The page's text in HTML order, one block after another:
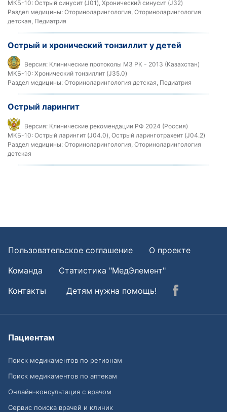
МКБ-10: Острый синусит (J01), Хронический синусит (J32)
Раздел медицины: Оториноларингология, Оториноларингология
детская, Педиатрия
Острый и хронический тонзиллит у детей
Версия: Клинические протоколы МЗ РК - 2013 (Казахстан)
МКБ-10: Хронический тонзиллит (J35.0)
Раздел медицины: Оториноларингология детская, Педиатрия
Острый ларингит
Версия: Клинические рекомендации РФ 2024 (Россия)
МКБ-10: Острый ларингит (J04.0), Острый ларинготрахеит (J04.2)
Раздел медицины: Оториноларингология, Оториноларингология
детская
Пользовательское соглашение
О проекте
Команда
Статистика "МедЭлемент"
Контакты
Детям нужна помощь!
Пациентам
Поиск медикаментов по регионам
Поиск медикаментов по аптекам
Онлайн-консультация с врачом
Сервис поиска врачей и клиник